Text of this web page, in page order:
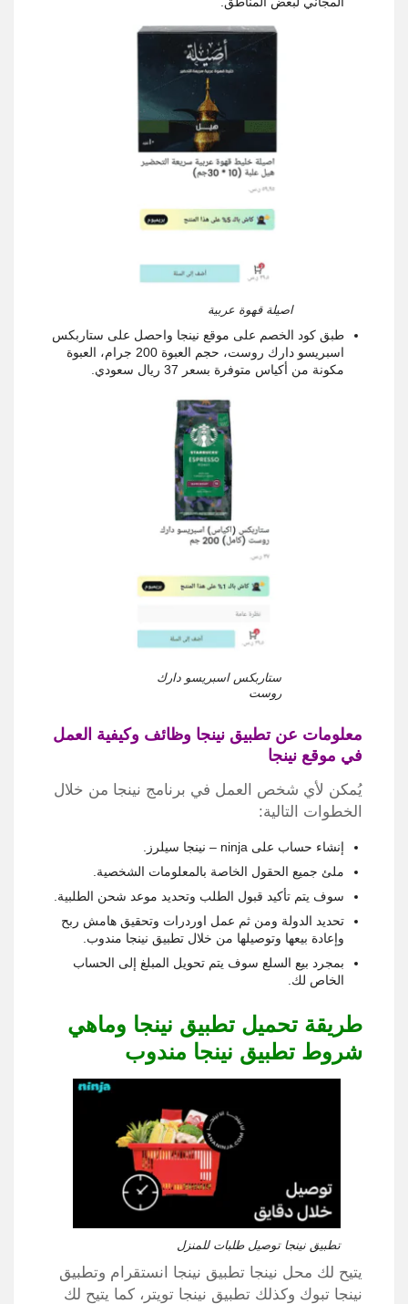
اصيلة قهوة عربية
طبق كود الخصم على موقع نينجا واحصل على ستاربكس
اسبريسو دارك روست، حجم العبوة 200 جرام، العبوة
مكونة من أكياس متوفرة بسعر 37 ريال سعودي.
ستاربكس اسبريسو دارك
روست
معلومات عن تطبيق نينجا وظائف وكيفية العمل
في موقع نينجا
يُمكن لأي شخص العمل في برنامج نينجا من خلال
الخطوات التالية:
إنشاء حساب على ninja – نينجا سيلرز.
ملئ جميع الحقول الخاصة بالمعلومات الشخصية.
سوف يتم تأكيد قبول الطلب وتحديد موعد شحن الطلبية.
تحديد الدولة ومن ثم عمل اوردرات وتحقيق هامش ربح
وإعادة بيعها وتوصيلها من خلال تطبيق نينجا مندوب.
بمجرد بيع السلع سوف يتم تحويل المبلغ إلى الحساب
الخاص لك.
طريقة تحميل تطبيق نينجا وماهي
شروط تطبيق نينجا مندوب
تطبيق نينجا توصيل طلبات للمنزل
يتيح لك محل نينجا تطبيق نينجا انستقرام وتطبيق
نينجا تبوك وكذلك تطبيق نينجا تويتر، كما يتيح لك